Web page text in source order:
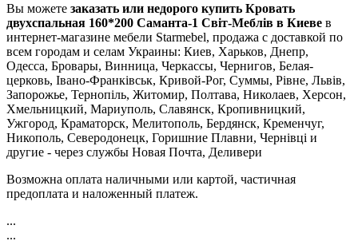
Вы можете заказать или недорого купить Кровать
двухспальная 160*200 Саманта-1 Світ-Меблів в Киеве в
интернет-магазине мебели Starmebel, продажа с доставкой по
всем городам и селам Украины: Киев, Харьков, Днепр,
Одесса, Бровары, Винница, Черкассы, Чернигов, Белая-
церковь, Івано-Франківськ, Кривой-Рог, Суммы, Рівне, Львів,
Запорожье, Тернопіль, Житомир, Полтава, Николаев, Херсон,
Хмельницкий, Мариуполь, Славянск, Кропивницкий,
Ужгород, Краматорск, Мелитополь, Бердянск, Кременчуг,
Никополь, Северодонецк, Горишние Плавни, Чернівці и
другие - через службы Новая Почта, Деливери
Возможна оплата наличными или картой, частичная
предоплата и наложенный платеж.
...
...